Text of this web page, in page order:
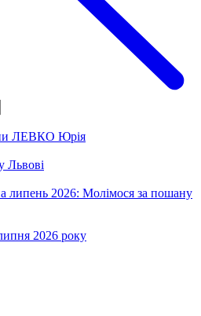
ЛЕВКО Юрія
Львові
липень 2026: Молімося за пошану
2026 року